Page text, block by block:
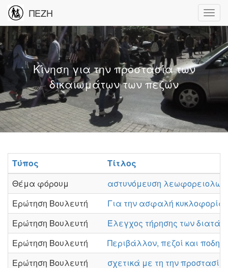
ΠΕΖΗ
Κίνηση για την προστασία των
δικαιωμάτων των πεζών
Τύπος
Τίτλος
Θέμα φόρουμ
αστυνόμευση
Ερώτηση Βουλευτή
Για την ασφαλή κυκλοφορία
Ερώτηση Βουλευτή
Έλεγχος τήρησης των
Ερώτηση Βουλευτή
Περιβάλλον, πεζοί και
Ερώτηση Βουλευτή
σχετικά με τη την